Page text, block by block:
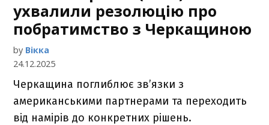
ухвалили резолюцію про
побратимство з Черкащиною
by Вікка
24.12.2025
Черкащина поглиблює зв’язки з
американськими партнерами та переходить
від намірів до конкретних рішень.